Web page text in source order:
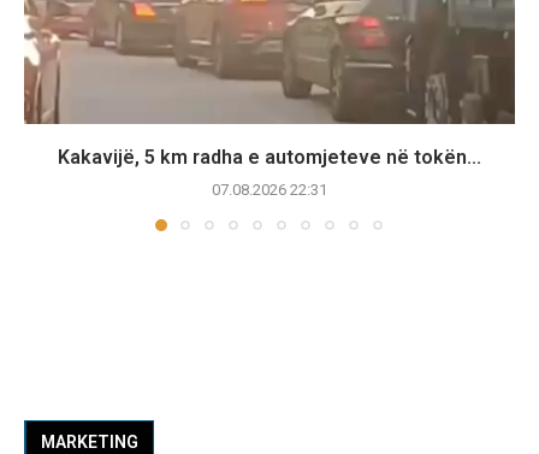
Kakavijë, 5 km radha e automjeteve në tokën...
07.08.2026 22:31
MARKETING